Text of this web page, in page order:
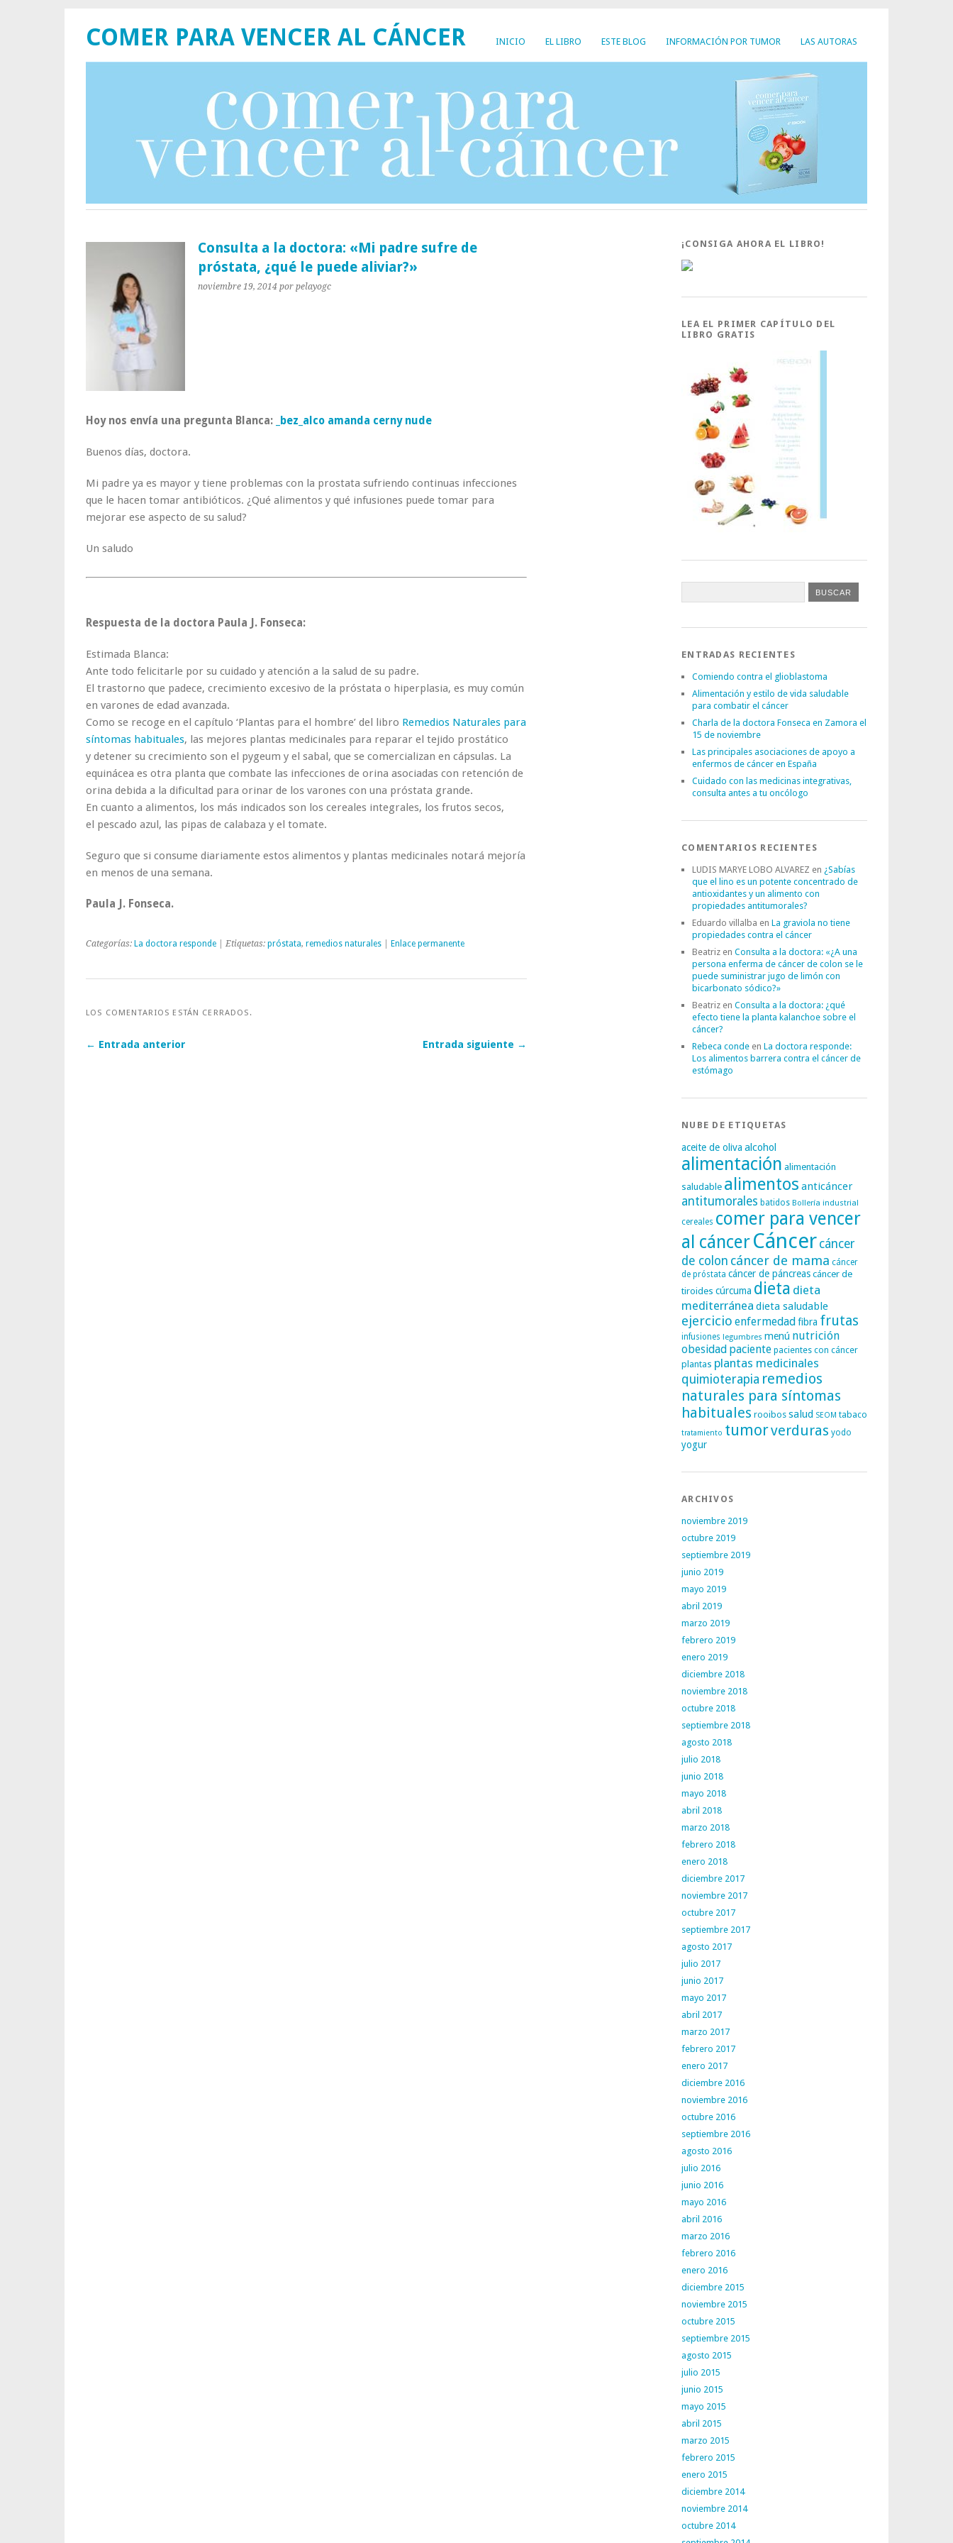
INICIO EL LIBRO ESTE BLOG INFORMACIÓN POR TUMOR LAS AUTORAS
COMER PARA VENCER AL CÁNCER
Consulta a la doctora: «Mi padre sufre de
próstata, ¿qué le puede aliviar?»
noviembre 19, 2014 por pelayogc
Hoy nos envía una pregunta Blanca: _bez_alco amanda cerny nude
Buenos días, doctora.
Mi padre ya es mayor y tiene problemas con la prostata sufriendo continuas infecciones
que le hacen tomar antibióticos. ¿Qué alimentos y qué infusiones puede tomar para
mejorar ese aspecto de su salud?
Un saludo
Respuesta de la doctora Paula J. Fonseca:
Estimada Blanca:
Ante todo felicitarle por su cuidado y atención a la salud de su padre.
El trastorno que padece, crecimiento excesivo de la próstata o hiperplasia, es muy común
en varones de edad avanzada.
Como se recoge en el capítulo ‘Plantas para el hombre’ del libro Remedios Naturales para
síntomas habituales, las mejores plantas medicinales para reparar el tejido prostático
y detener su crecimiento son el pygeum y el sabal, que se comercializan en cápsulas. La
equinácea es otra planta que combate las infecciones de orina asociadas con retención de
orina debida a la dificultad para orinar de los varones con una próstata grande.
En cuanto a alimentos, los más indicados son los cereales integrales, los frutos secos,
el pescado azul, las pipas de calabaza y el tomate.
Seguro que si consume diariamente estos alimentos y plantas medicinales notará mejoría
en menos de una semana.
Paula J. Fonseca.
Categorías: La doctora responde | Etiquetas: próstata, remedios naturales Enlace permanente
LOS COMENTARIOS ESTÁN CERRADOS.
← Entrada anterior Entrada siguiente →
¡CONSIGA AHORA EL LIBRO!
LEA EL PRIMER CAPÍTULO DEL
LIBRO GRATIS
ENTRADAS RECIENTES
Comiendo contra el glioblastoma
Alimentación y estilo de vida saludable
para combatir el cáncer
Charla de la doctora Fonseca en Zamora el
15 de noviembre
Las principales asociaciones de apoyo a
enfermos de cáncer en España
Cuidado con las medicinas integrativas,
consulta antes a tu oncólogo
COMENTARIOS RECIENTES
LUDIS MARYE LOBO ALVAREZ en ¿Sabías
que el lino es un potente concentrado de
antioxidantes y un alimento con
propiedades antitumorales?
Eduardo villalba en La graviola no tiene
propiedades contra el cáncer
Beatriz en Consulta a la doctora: «¿A una
persona enferma de cáncer de colon se le
puede suministrar jugo de limón con
bicarbonato sódico?»
Beatriz en Consulta a la doctora: ¿qué
efecto tiene la planta kalanchoe sobre el
cáncer?
Rebeca conde en La doctora responde:
Los alimentos barrera contra el cáncer de
estómago
NUBE DE ETIQUETAS
aceite de oliva alcohol
alimentación alimentación
saludable alimentos anticáncer
antitumorales batidos Bollería industrial
cereales comer para vencer
al cáncerCáncer cáncer
de colon cáncer de mama cáncer
de próstata cáncer de páncreascáncer de
tiroides cúrcuma dieta dieta
mediterránea dieta saludable
ejercicio enfermedadfibra frutas
infusiones legumbres menú nutrición
obesidad paciente pacientes con cáncer
plantas plantas medicinales
quimioterapia remedios
naturales para síntomas
habituales rooibos salud SEOM tabaco
tratamiento tumorverduras yodo
yogur
ARCHIVOS
noviembre 2019
octubre 2019
septiembre 2019
junio 2019
mayo 2019
abril 2019
marzo 2019
febrero 2019
enero 2019
diciembre 2018
noviembre 2018
octubre 2018
septiembre 2018
agosto 2018
julio 2018
junio 2018
mayo 2018
abril 2018
marzo 2018
febrero 2018
enero 2018
diciembre 2017
noviembre 2017
octubre 2017
septiembre 2017
agosto 2017
julio 2017
junio 2017
mayo 2017
abril 2017
marzo 2017
febrero 2017
enero 2017
diciembre 2016
noviembre 2016
octubre 2016
septiembre 2016
agosto 2016
julio 2016
junio 2016
mayo 2016
abril 2016
marzo 2016
febrero 2016
enero 2016
diciembre 2015
noviembre 2015
octubre 2015
septiembre 2015
agosto 2015
julio 2015
junio 2015
mayo 2015
abril 2015
marzo 2015
febrero 2015
enero 2015
diciembre 2014
noviembre 2014
octubre 2014